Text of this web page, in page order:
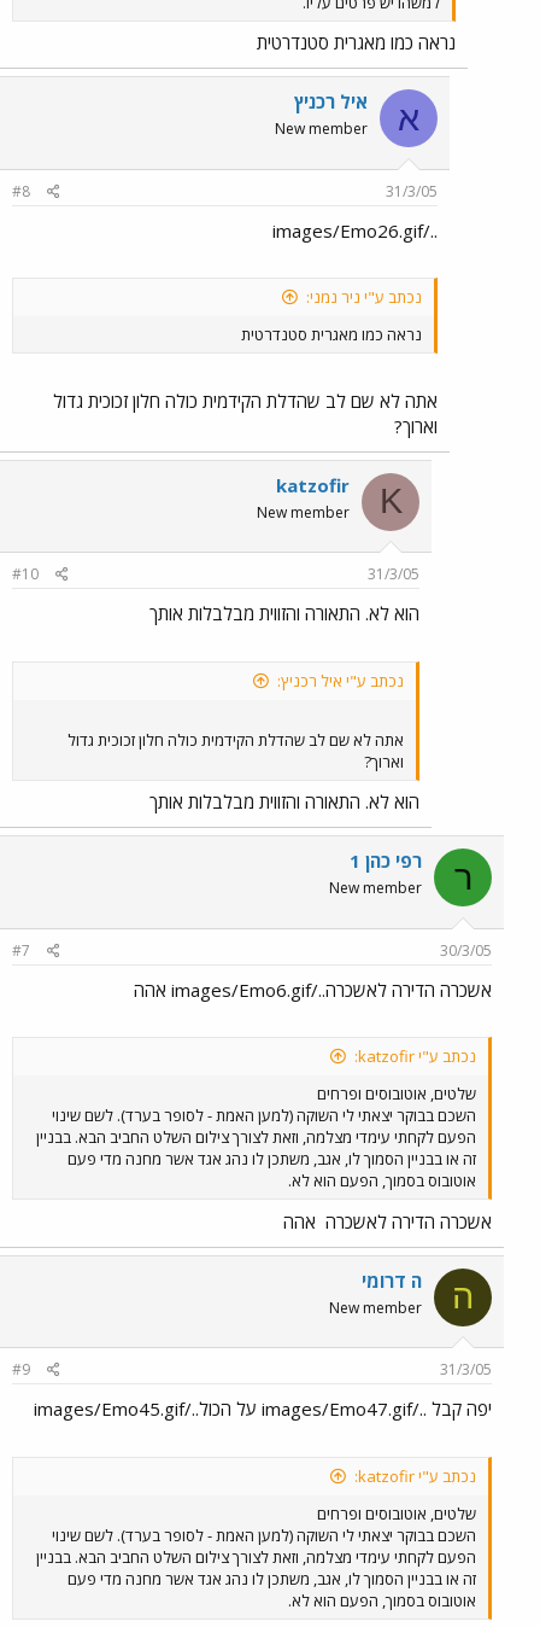
נראה כמו מאגרית סטנדרטית
א איל רכניץ
New member
31/3/05
#8
../images/Emo26.gif
נכתב ע"י ניר נמני:
נראה כמו מאגרית סטנדרטית
אתה לא שם לב שהדלת הקידמית כולה חלון זכוכית גדול
וארוך?
K
katzofir
New member
31/3/05
#10
הוא לא. התאורה והזווית מבלבלות אותך
נכתב ע"י איל רכניץ:
אתה לא שם לב שהדלת הקידמית כולה חלון זכוכית גדול
וארוך?
הוא לא. התאורה והזווית מבלבלות אותך
ר רפי כהן 1
New member
30/3/05
#7
אשכרה הדירה לאשכרה../images/Emo6.gif אהה
נכתב ע"י katzofir:
שלטים, אוטובוסים ופרחים
השכם בבוקר יצאתי לי השוקה (למען האמת - לסופר בערד). לשם שינוי
הפעם לקחתי עימדי מצלמה, וזאת לצורך צילום השלט החביב הבא. בבניין
זה או בבניין הסמוך לו, אגב, משתכן לו נהג אגד אשר מחנה מדי פעם
אוטובוס בסמוך, הפעם הוא לא.
אשכרה הדירה לאשכרה אהה
ה ה דרומי
New member
31/3/05
#9
יפה קבל ../images/Emo47.gif על הכול../images/Emo45.gif
נכתב ע"י katzofir:
שלטים, אוטובוסים ופרחים
השכם בבוקר יצאתי לי השוקה (למען האמת - לסופר בערד). לשם שינוי
הפעם לקחתי עימדי מצלמה, וזאת לצורך צילום השלט החביב הבא. בבניין
זה או בבניין הסמוך לו, אגב, משתכן לו נהג אגד אשר מחנה מדי פעם
אוטובוס בסמוך, הפעם הוא לא.